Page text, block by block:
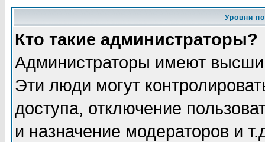
Уровни
Кто такие администраторы?
Администраторы имеют
Эти люди могут
доступа, отключение
и назначение модераторов и